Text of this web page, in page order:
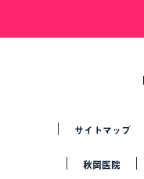
サイトマップ
秋岡医院